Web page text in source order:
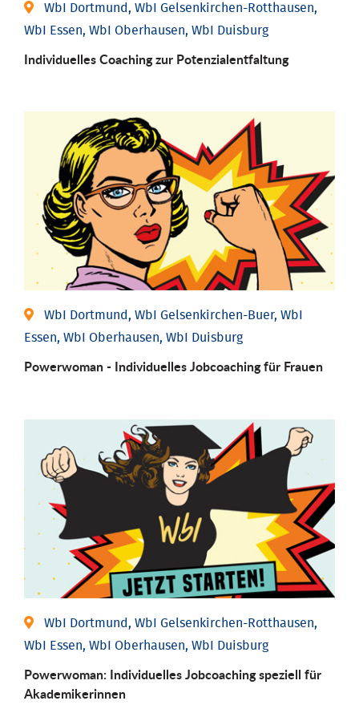
WbI Dortmund, WbI Gelsenkirchen-Rotthausen,
WbI Essen, WbI Oberhausen, WbI Duisburg
Individuelles Coaching zur Potenzialentfaltung
WbI Dortmund, WbI Gelsenkirchen-Buer, WbI
Essen, WbI Oberhausen, WbI Duisburg
Powerwoman - Individu­elles Job­coaching für Frauen
WbI Dortmund, WbI Gelsenkirchen-Rotthausen,
WbI Essen, WbI Oberhausen, WbI Duisburg
Powerwoman: Individu­elles Job­coaching speziell für
Aka­demiker­innen